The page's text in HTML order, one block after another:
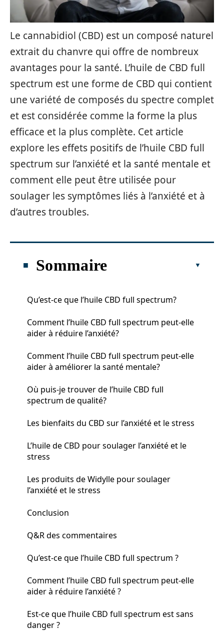
Le cannabidiol (CBD) est un composé naturel
extrait du chanvre qui offre de nombreux
avantages pour la santé. L’huile de CBD full
spectrum est une forme de CBD qui contient
une variété de composés du spectre complet
et est considérée comme la forme la plus
efficace et la plus complète. Cet article
explore les effets positifs de l’huile CBD full
spectrum sur l’anxiété et la santé mentale et
comment elle peut être utilisée pour
soulager les symptômes liés à l’anxiété et à
d’autres troubles.
Sommaire
Qu’est-ce que l’huile CBD full spectrum?
Comment l’huile CBD full spectrum peut-elle
aider à réduire l’anxiété?
Comment l’huile CBD full spectrum peut-elle
aider à améliorer la santé mentale?
Où puis-je trouver de l’huile CBD full
spectrum de qualité?
Les bienfaits du CBD sur l’anxiété et le stress
L’huile de CBD pour soulager l’anxiété et le
stress
Les produits de Widylle pour soulager
l’anxiété et le stress
Conclusion
Q&R des commentaires
Qu’est-ce que l’huile CBD full spectrum ?
Comment l’huile CBD full spectrum peut-elle
aider à réduire l’anxiété ?
Est-ce que l’huile CBD full spectrum est sans
danger ?